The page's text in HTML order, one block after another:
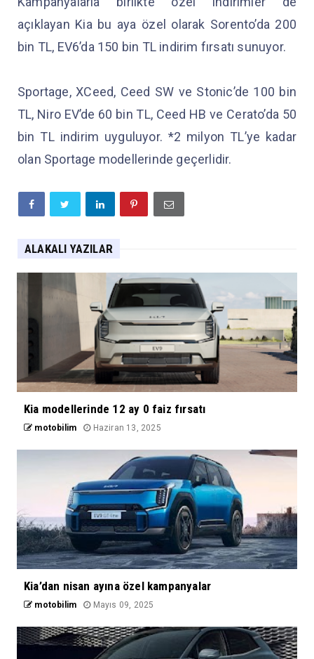
açıklayan Kia bu aya özel olarak Sorento’da 200
bin TL, EV6’da 150 bin TL indirim fırsatı sunuyor.
Sportage, XCeed, Ceed SW ve Stonic’de 100 bin
TL, Niro EV’de 60 bin TL, Ceed HB ve Cerato’da 50
bin TL indirim uyguluyor. *2 milyon TL’ye kadar
olan Sportage modellerinde geçerlidir.
ALAKALI YAZILAR
Kia modellerinde 12 ay 0 faiz fırsatı
motobilim Haziran 13, 2025
Kia’dan nisan ayına özel kampanyalar
motobilim Mayıs 09, 2025